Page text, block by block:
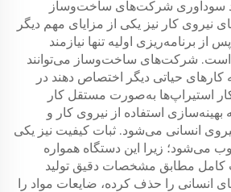
سودآوری شرکت‌های ساخت‌وساز
کار نیز یکی از مزایای مهم دیگر
از برنامه‌ریزی اولیه تنها نیازمند
است. شرکت‌های ساخت‌وساز می‌توانند
کارهای حیاتی دیگر اختصاص دهند در
استیراپ‌ها به‌صورت مستقل کار
بهینه‌سازی استفاده از نیروی کار و
انسانی می‌شود. ثبات کیفیت نیز یکی
می‌شود؛ زیرا این دستگاه همواره
کامل مطابق مشخصات دقیق تولید
انسانی را حذف کرده، ضایعات مواد را